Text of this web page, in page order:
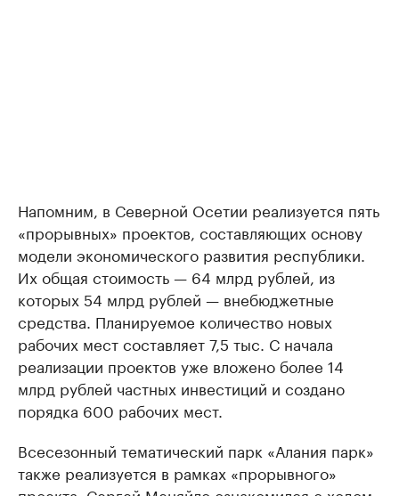
Напомним, в Северной Осетии реализуется пять
«прорывных» проектов, составляющих основу
модели экономического развития республики.
Их общая стоимость — 64 млрд рублей, из
которых 54 млрд рублей — внебюджетные
средства. Планируемое количество новых
рабочих мест составляет 7,5 тыс. С начала
реализации проектов уже вложено более 14
млрд рублей частных инвестиций и создано
порядка 600 рабочих мест.
Всесезонный тематический парк «Алания парк»
также реализуется в рамках «прорывного»